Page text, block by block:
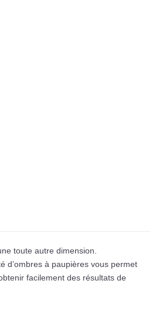
toute autre dimension.
d’ombres à paupières vous permet
facilement des résultats de